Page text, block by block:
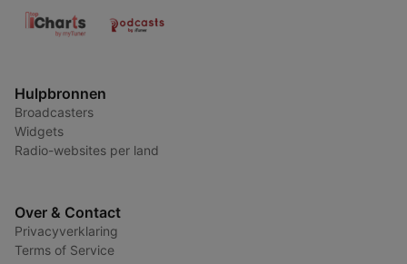
Hulpbronnen
Broadcasters
Widgets
Radio-websites per land
Over & Contact
Privacyverklaring
Terms of Service